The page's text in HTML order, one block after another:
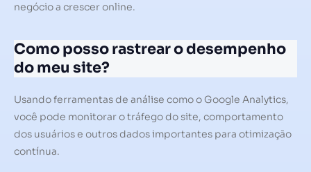
negócio a crescer online.
Como posso rastrear o desempenho
do meu site?
Usando ferramentas de análise como o Google Analytics,
você pode monitorar o tráfego do site, comportamento
dos usuários e outros dados importantes para otimização
contínua.